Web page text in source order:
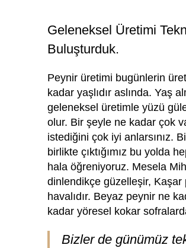
Geleneksel Üretimi
Buluşturduk.
Peynir üretimi bugünlerin
kadar yaşlıdır aslında. Yaş
geleneksel üretimle yüzü
olur. Bir şeyle ne kadar çok
istediğini çok iyi anlarsınız.
birlikte çıktığımız bu yolda
hala öğreniyoruz. Mesela
dinlendikçe güzelleşir,
havalıdır. Beyaz peynir ne
kadar yöresel kokar
Bizler de günümüz